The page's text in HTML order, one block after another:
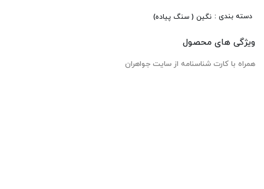
دسته بندی : نگین ( سنگ پیاده)
ویژگی های محصول
همراه با کارت شناسنامه از سایت جواهران